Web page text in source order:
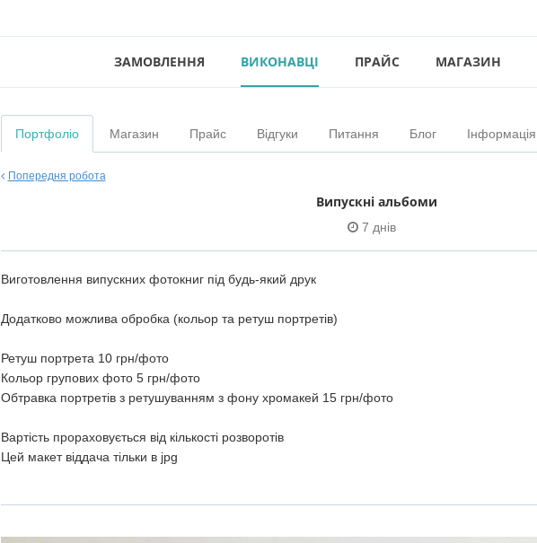
ЗАМОВЛЕННЯ ВИКОНАВЦІ ПРАЙС МАГАЗИН
Портфоліо Магазин Прайс Відгуки Питання Блог Інформація
Попередня робота
Випускні альбоми
7 днів
Виготовлення випускних фотокниг під будь-який друк
Додатково можлива обробка (кольор та ретуш портретів)
Ретуш портрета 10 грн/фото
Кольор групових фото 5 грн/фото
Обтравка портретів з ретушуванням з фону хромакей 15 грн/фото
Вартість прораховується від кількості розворотів
Цей макет віддача тільки в jpg